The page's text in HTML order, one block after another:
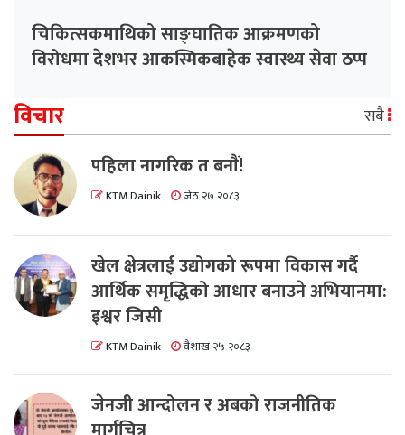
चिकित्सकमाथिको साङ्घातिक आक्रमणको
विरोधमा देशभर आकस्मिकबाहेक स्वास्थ्य सेवा ठप्प
विचार सबै
पहिला नागरिक त बनाैं!
KTM Dainik जेठ २७ २०८३
खेल क्षेत्रलाई उद्योगको रूपमा विकास गर्दै
आर्थिक समृद्धिको आधार बनाउने अभियानमा:
इश्वर जिसी
KTM Dainik वैशाख २५ २०८३
जेनजी आन्दोलन र अबको राजनीतिक